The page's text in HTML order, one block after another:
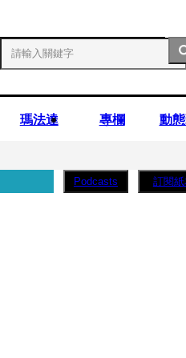
瑪法達 專欄 動
Podcasts 訂閱